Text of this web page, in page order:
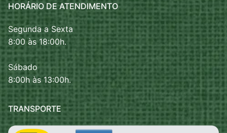
HORÁRIO DE ATENDIMENTO
Segunda a Sexta
8:00 às 18:00h.
Sábado
8:00h às 13:00h.
TRANSPORTE